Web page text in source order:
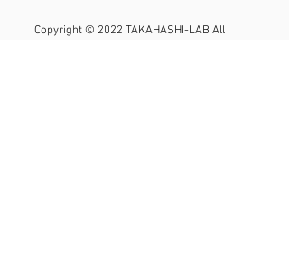
Copyright © 2022 TAKAHASHI-LAB All